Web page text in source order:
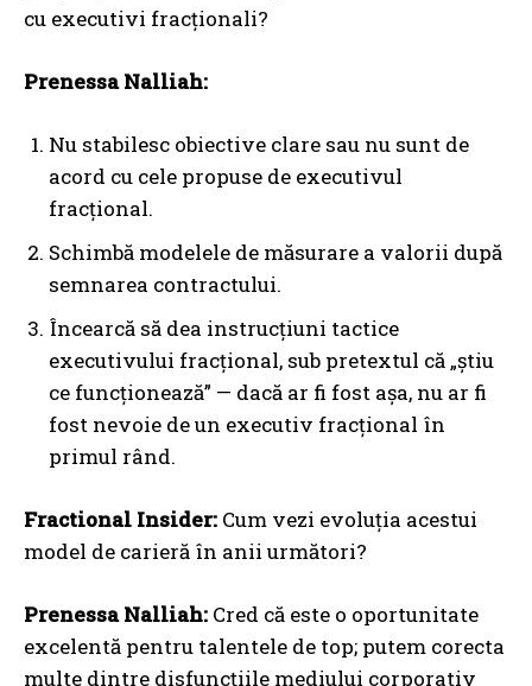
cu executivi fracționali?
Prenessa Nalliah:
Nu stabilesc obiective clare sau nu sunt de
acord cu cele propuse de executivul
fracțional.
Schimbă modelele de măsurare a valorii după
semnarea contractului.
Încearcă să dea instrucțiuni tactice
executivului fracțional, sub pretextul că „știu
ce funcționează” — dacă ar fi fost așa, nu ar fi
fost nevoie de un executiv fracțional în
primul rând.
Fractional Insider: Cum vezi evoluția acestui
model de carieră în anii următori?
Prenessa Nalliah: Cred că este o oportunitate
excelentă pentru talentele de top; putem corecta
multe dintre disfuncțiile mediului corporativ